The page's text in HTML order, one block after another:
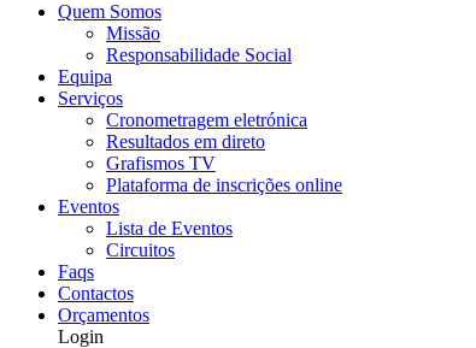
Quem Somos
Missão
Responsabilidade Social
Equipa
Serviços
Cronometragem eletrónica
Resultados em direto
Grafismos TV
Plataforma de inscrições online
Eventos
Lista de Eventos
Circuitos
Faqs
Contactos
Orçamentos
Login